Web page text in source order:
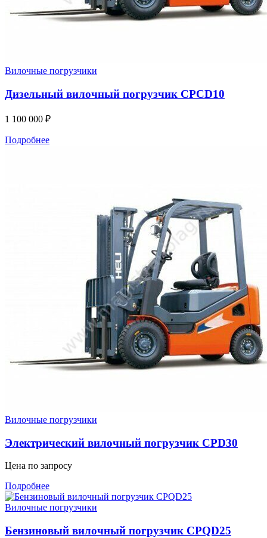
Вилочные погрузчики
Дизельный вилочный погрузчик CPCD10
1 100 000 ₽
Подробнее
Вилочные погрузчики
Электрический вилочный погрузчик CPD30
Цена по запросу
Подробнее
Вилочные погрузчики
Бензиновый вилочный погрузчик CPQD25